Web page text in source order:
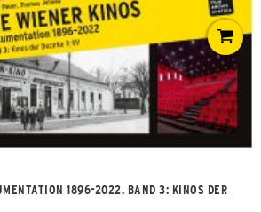
1896-2022. BAND 3: KINOS DER